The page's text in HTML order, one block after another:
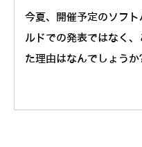
今夏、開催予定のソフ
ルドでの発表ではなく
た理由はなんでしょうか